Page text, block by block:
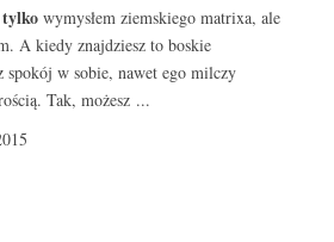
tylko wymysłem ziemskiego matrixa, ale
A kiedy znajdziesz to boskie
spokój w sobie, nawet ego milczy
Tak, możesz ...